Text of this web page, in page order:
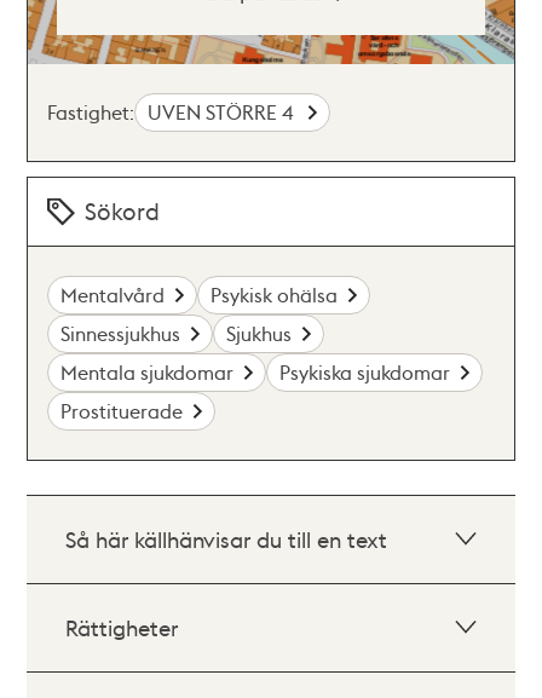
Fastighet: UVEN STÖRRE 4
Sökord
Mentalvård
Psykisk ohälsa
Sinnessjukhus
Sjukhus
Mentala sjukdomar
Psykiska sjukdomar
Prostituerade
Så här källhänvisar du till en text
Rättigheter